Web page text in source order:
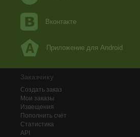
Вконтакте
Приложение для Android
Заказчику
Создать заказ
Мои заказы
Извещения
Пополнить счёт
Статистика
API